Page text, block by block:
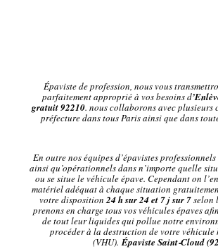
Épaviste de profession, nous vous
parfaitement approprié à vos besoins d
gratuit 92210. nous collaborons avec plusieurs
préfecture dans tous Paris ainsi que dans
En outre nos équipes d’épavistes
ainsi qu’opérationnels dans n’importe quelle
ou se situe le véhicule épave. Cependant on
matériel adéquat à chaque situation
votre disposition24 h sur 24 et 7 j sur 7selon
prenons en charge tous vos véhicules épaves
de tout leur liquides qui pollue notre
procéder à la destruction de votre véhicule
(VHU).Épaviste Saint‑Cloud